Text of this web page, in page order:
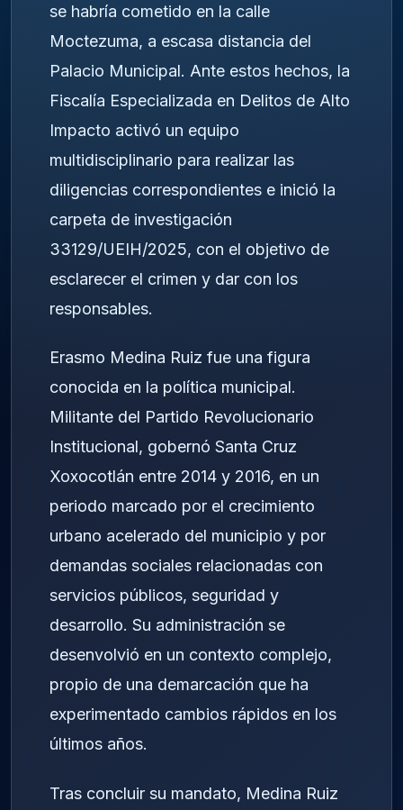
se habría cometido en la calle
Moctezuma, a escasa distancia del
Palacio Municipal. Ante estos hechos, la
Fiscalía Especializada en Delitos de Alto
Impacto activó un equipo
multidisciplinario para realizar las
diligencias correspondientes e inició la
carpeta de investigación
33129/UEIH/2025, con el objetivo de
esclarecer el crimen y dar con los
responsables.
Erasmo Medina Ruiz fue una figura
conocida en la política municipal.
Militante del Partido Revolucionario
Institucional, gobernó Santa Cruz
Xoxocotlán entre 2014 y 2016, en un
periodo marcado por el crecimiento
urbano acelerado del municipio y por
demandas sociales relacionadas con
servicios públicos, seguridad y
desarrollo. Su administración se
desenvolvió en un contexto complejo,
propio de una demarcación que ha
experimentado cambios rápidos en los
últimos años.
Tras concluir su mandato, Medina Ruiz